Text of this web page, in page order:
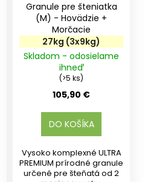
Granule pre šteniatka
(M) - Hovädzie +
27kg (3x9kg)
Skladom - odosielame
ihneď
(>5 ks)
105,90 €
DO KOŠÍKA
Vysoko komplexné ULTRA
PREMIUM prírodné granule
určené pre šteňatá od 2